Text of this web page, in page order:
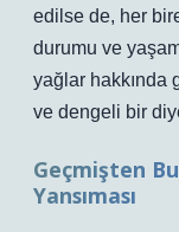
edilse de, her
durumu ve yaşam
yağlar hakkında
ve dengeli bir
Geçmişten
Yansıması